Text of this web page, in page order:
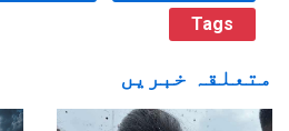
Tags
متعلقہ خبریں